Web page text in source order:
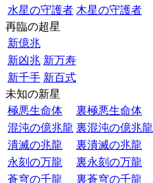
水星の守護者 木星の守護者
再臨の超星
新億兆
新凶兆 新万寿
新千手 新百式
未知の新星
極悪生命体
裏極悪生命体
混沌の億兆龍 裏混沌の億兆龍
潰滅の兆龍
裏潰滅の兆龍
永刻の万龍
裏永刻の万龍
蒼穹の千龍
裏蒼穹の千龍